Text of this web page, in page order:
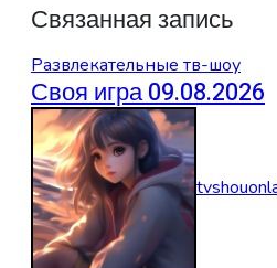
Связанная запись
Развлекательные тв-шоу
Своя игра 09.08.2026